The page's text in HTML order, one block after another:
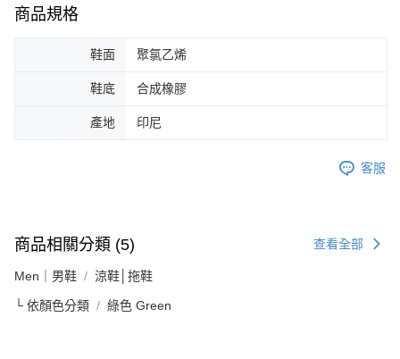
商品規格
鞋面 聚氯乙烯
鞋底 合成橡膠
產地 印尼
客服
商品相關分類 (5) 查看全部
Men｜男鞋 涼鞋│拖鞋
└ 依顏色分類 綠色 Green